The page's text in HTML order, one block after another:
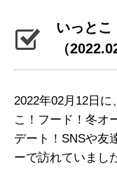
いっとこ
（
2022年02月12日
こ！フード！冬オ
デート！SNSや友
ーで訪れていまし